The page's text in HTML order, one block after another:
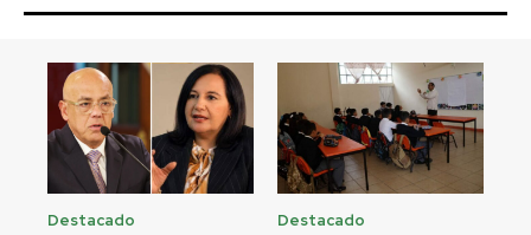
Destacado Destacado